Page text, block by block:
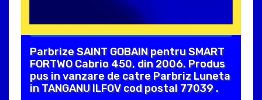
Parbrize SAINT GOBAIN pentru SMART
FORTWO Cabrio 450, din 2006. Produs
pus in vanzare de catre Parbriz Luneta
in TANGANU ILFOV cod postal 77039 .